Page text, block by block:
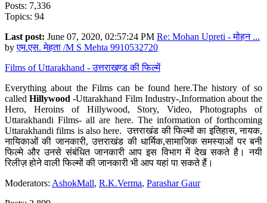
Posts: 7,336
Topics: 94
Last post: June 07, 2020, 02:57:24 PM Re: Mohan Upreti - मोहन ...
byएम.एस. मेहता /M S Mehta 9910532720
Films of Uttarakhand - उत्तराखण्ड की फिल्में
Everything about the Films can be found here.The history of so
calledHillywood-Uttarakhand Film Industry-,Information about the
Hero, Heroins of Hillywood, Story, Video, Photographs of
Uttarakhandi Films- all are here. The information of forthcoming
Uttarakhandi films is also here. उत्तराखंड की फिल्मों का इतिहास, नायक,
नायिकाओं की जानकारी, उत्तराखंड की धार्मिक,सामाजिक समस्याओं पर बनी
फिल्मे और उनसे संबंधित जानकारी आप इस विभाग में देख सकते है। नयी
रिलीज़ होने वाली फिल्मों की जानकारी भी आप यहां पा सकते हैं।
Moderators: AshokMall, R.K.Verma, Parashar Gaur